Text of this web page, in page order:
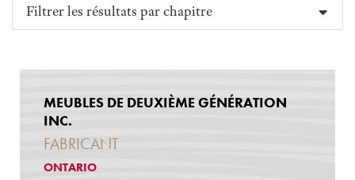
Filtrer les résultats par chapitre
MEUBLES DE DEUXIÈME GÉNÉRATION
INC.
FABRICANT
ONTARIO